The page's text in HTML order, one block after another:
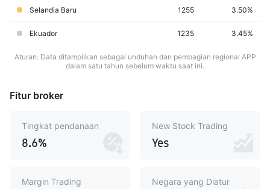
Selandia Baru 1255 3.50%
Ekuador 1235 3.45%
Aturan: Data ditampilkan sebagai unduhan dan pembagian regional APP
dalam satu tahun sebelum waktu saat ini.
Fitur broker
Tingkat pendanaan
8.6%
New Stock Trading
Yes
Margin Trading Negara yang Diatur